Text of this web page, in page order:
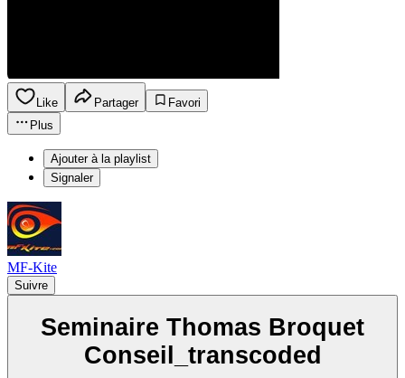
Like Partager
Favori
Plus
Ajouter à la playlist
Signaler
MF-Kite
Suivre
Seminaire Thomas Broquet
Conseil_transcoded